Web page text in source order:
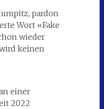
pardon
Wort «Fake
wieder
keinen
einer
2022